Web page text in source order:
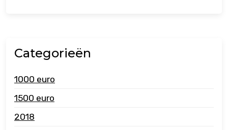
Categorieën
1000 euro
1500 euro
2018